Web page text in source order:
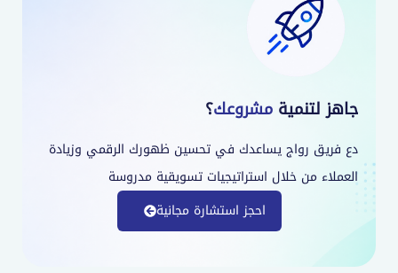
جاهز لتنمية مشروعك؟
دع فريق رواج يساعدك في تحسين ظهورك الرقمي وزيادة
العملاء من خلال استراتيجيات تسويقية مدروسة
احجز استشارة مجانية